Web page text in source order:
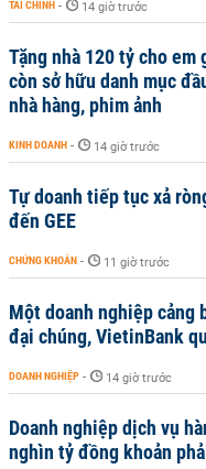
TÀI CHÍNH - 14 giờ trước
Tặng nhà 120 tỷ cho
còn sở hữu danh mục
nhà hàng, phim ảnh
KINH DOANH - 14 giờ trước
Tự doanh tiếp tục xả
đến GEE
CHỨNG KHOÁN - 11 giờ trước
Một doanh nghiệp cảng
đại chúng, VietinBank
DOANH NGHIỆP - 14 giờ trước
Doanh nghiệp dịch vụ
nghìn tỷ đồng khoản